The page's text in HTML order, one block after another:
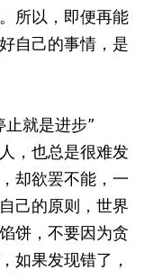
所以，即便再能
自己的事情，是
就是进步”
，也总是很难发
却欲罢不能，一
己的原则，世界
饼，不要因为贪
如果发现错了，